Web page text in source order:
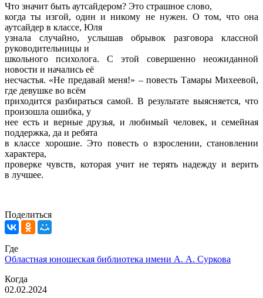
Что значит быть аутсайдером? Это страшное слово,
когда ты изгой, один и никому не нужен. О том, что она
аутсайдер в классе, Юля
узнала случайно, услышав обрывок разговора классной
руководительницы и
школьного психолога. С этой совершенно неожиданной
новости и начались её
несчастья. «Не предавай меня!» – повесть Тамары Михеевой,
где девушке во всём
приходится разбираться самой. В результате выясняется, что
произошла ошибка, у
нее есть и верные друзья, и любимый человек, и семейная
поддержка, да и ребята
в классе хорошие. Это повесть о взрослении, становлении
характера,
проверке чувств, которая учит не терять надежду и верить
в лучшее.
Поделиться
Где
Областная юношеская библиотека имени А. А. Суркова
Когда
02.02.2024